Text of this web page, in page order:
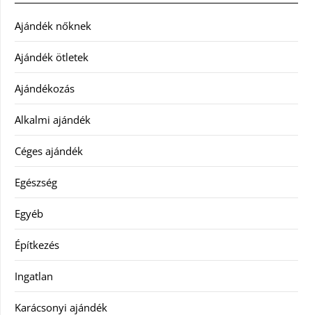
Ajándék nőknek
Ajándék ötletek
Ajándékozás
Alkalmi ajándék
Céges ajándék
Egészség
Egyéb
Építkezés
Ingatlan
Karácsonyi ajándék